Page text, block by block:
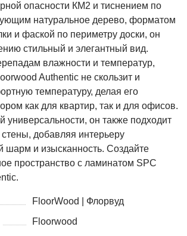
опасности КМ2 и тиснением по
натуральное дерево, форматом
и фаской по периметру доски, он
стильный и элегантный вид.
влажности и температур,
Authentic не скользит и
температуру, делая его
как для квартир, так и для офисов.
универсальности, он также подходит
добавляя интерьеру
шарм и изысканность. Создайте
пространство с ламинатом SPC
FloorWood | Флорвуд
Floorwood